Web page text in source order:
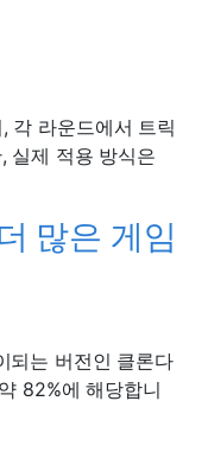
각 라운드에서 트릭
실제 적용 방식은
많은 게임
되는 버전인 클론다
82%에 해당합니